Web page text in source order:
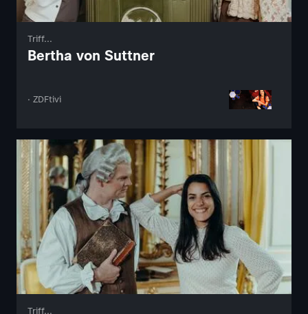
Triff...
Bertha von Suttner
· ZDFtivi
Triff...